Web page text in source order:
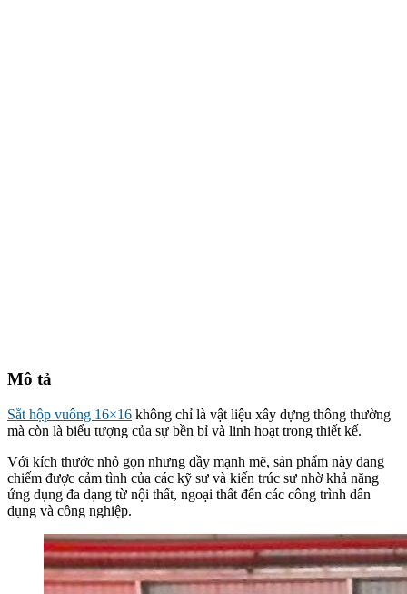
Mô tả
Sắt hộp vuông 16×16 không chỉ là vật liệu xây dựng thông thường
mà còn là biểu tượng của sự bền bỉ và linh hoạt trong thiết kế.
Với kích thước nhỏ gọn nhưng đầy mạnh mẽ, sản phẩm này đang
chiếm được cảm tình của các kỹ sư và kiến trúc sư nhờ khả năng
ứng dụng đa dạng từ nội thất, ngoại thất đến các công trình dân
dụng và công nghiệp.